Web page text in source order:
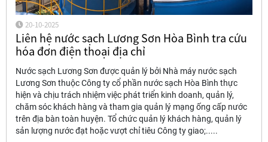
20-10-2025
Liên hệ nước sạch Lương Sơn Hòa Bình tra cứu
hóa đơn điện thoại địa chỉ
Nước sạch Lương Sơn được quản lý bởi Nhà máy nước sạch
Lương Sơn thuộc Công ty cổ phần nước sạch Hòa Bình thực
hiện và chịu trách nhiệm việc phát triển kinh doanh, quản lý,
chăm sóc khách hàng và tham gia quản lý mạng ống cấp nước
trên địa bàn toàn huyện. Tổ chức quản lý khách hàng, quản lý
sản lượng nước đạt hoặc vượt chỉ tiêu Công ty giao;.....